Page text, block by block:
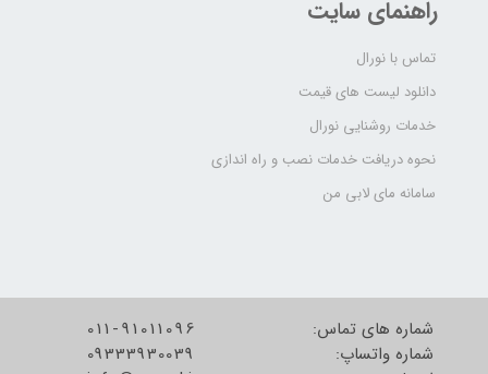
راهنمای سایت
تماس با نورال
دانلود لیست های قیمت
خدمات روشنایی نورال
نحوه دریافت خدمات نصب و راه اندازی
سامانه مای لابی من
شماره های تماس:
شماره واتساپ:
011-91011096
09333930039